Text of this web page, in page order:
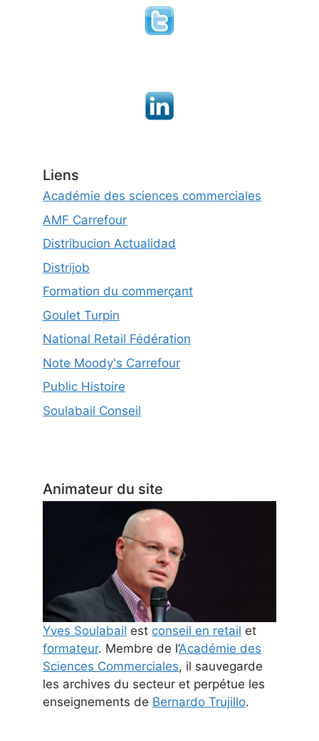
Liens
Académie des sciences commerciales
AMF Carrefour
Distribucion Actualidad
Distrijob
Formation du commerçant
Goulet Turpin
National Retail Fédération
Note Moody's Carrefour
Public Histoire
Soulabail Conseil
Animateur du site
Yves Soulabail est conseil en retail et
formateur. Membre de l’Académie des
Sciences Commerciales, il sauvegarde
les archives du secteur et perpétue les
enseignements de Bernardo Trujillo.